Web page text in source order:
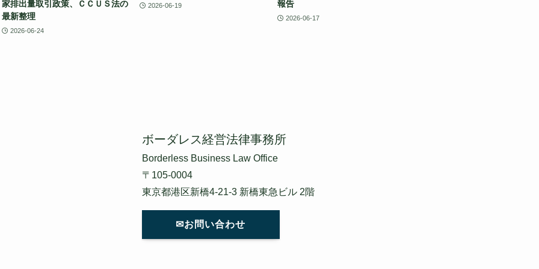
家排出量取引政策、ＣＣＵＳ法の
最新整理
2026-06-24
2026-06-19
報告
2026-06-17
ボーダレス経営法律事務所
Borderless Business Law Office
〒105-0004
東京都港区新橋4-21-3 新橋東急ビル 2階
✉お問い合わせ